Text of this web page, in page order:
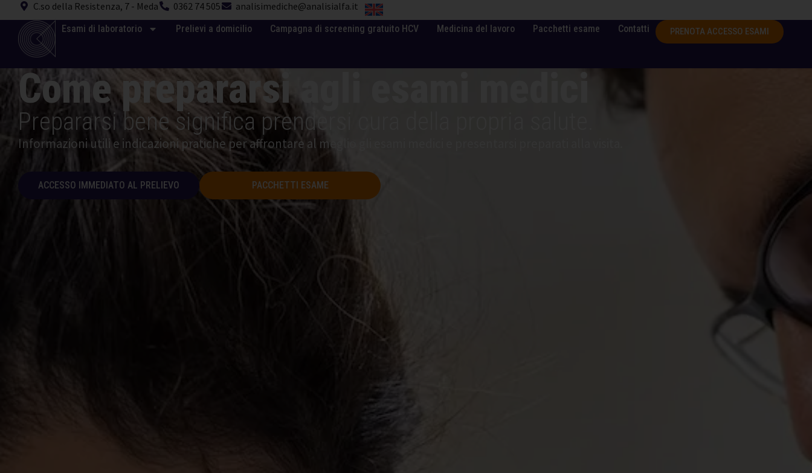
C.so della Resistenza, 7 - Meda 0362 74 505 analisimediche@analisialfa.it
Esami di laboratorio Prelievi a domicilio Campagna di screening gratuito HCV Medicina del lavoro Pacchetti esame Contatti PRENOTA ACCESSO ESAMI
Come prepararsi agli esami medici
Prepararsi bene significa prendersi cura della propria salute.
Informazioni utili e indicazioni pratiche per affrontare al meglio gli esami medici e presentarsi preparati alla visita.
ACCESSO IMMEDIATO AL PRELIEVO PACCHETTI ESAME